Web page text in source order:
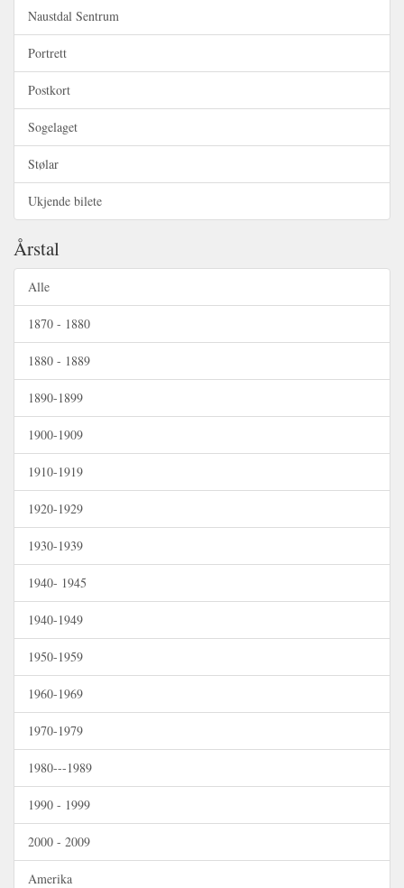
Naustdal Sentrum
Portrett
Postkort
Sogelaget
Stølar
Ukjende bilete
Årstal
Alle
1870 - 1880
1880 - 1889
1890-1899
1900-1909
1910-1919
1920-1929
1930-1939
1940- 1945
1940-1949
1950-1959
1960-1969
1970-1979
1980---1989
1990 - 1999
2000 - 2009
Amerika